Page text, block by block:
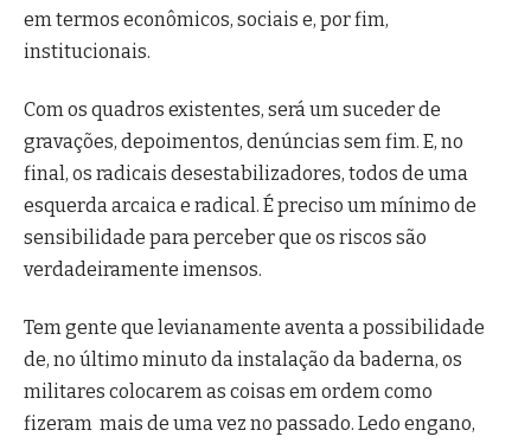
em termos econômicos, sociais e, por fim,
institucionais.
Com os quadros existentes, será um suceder de
gravações, depoimentos, denúncias sem fim. E, no
final, os radicais desestabilizadores, todos de uma
esquerda arcaica e radical. É preciso um mínimo de
sensibilidade para perceber que os riscos são
verdadeiramente imensos.
Tem gente que levianamente aventa a possibilidade
de, no último minuto da instalação da baderna, os
militares colocarem as coisas em ordem como
fizeram mais de uma vez no passado. Ledo engano,